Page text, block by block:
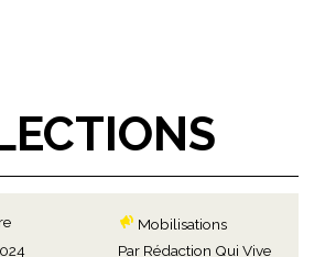
Mobilisations
Par Rédaction Qui Vive